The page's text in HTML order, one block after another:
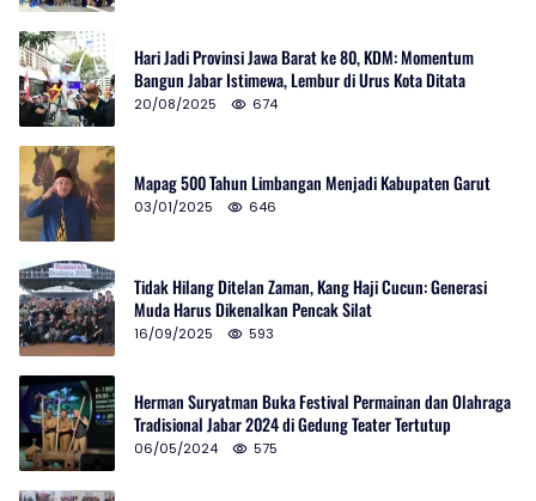
Hari Jadi Provinsi Jawa Barat ke 80, KDM: Momentum
Bangun Jabar Istimewa, Lembur di Urus Kota Ditata
20/08/2025 674
Mapag 500 Tahun Limbangan Menjadi Kabupaten Garut
03/01/2025 646
Tidak Hilang Ditelan Zaman, Kang Haji Cucun: Generasi
Muda Harus Dikenalkan Pencak Silat
16/09/2025 593
Herman Suryatman Buka Festival Permainan dan Olahraga
Tradisional Jabar 2024 di Gedung Teater Tertutup
06/05/2024 575